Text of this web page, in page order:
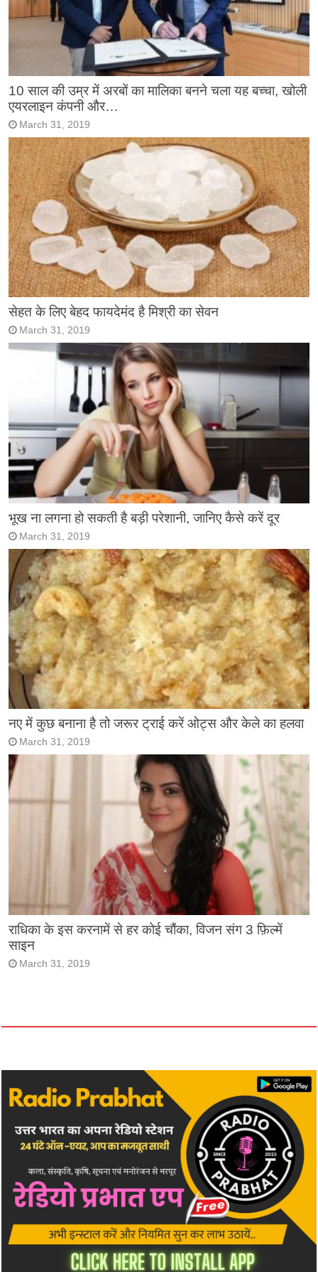
10 साल की उम्र में अरबों का मालिका बनने चला यह बच्चा, खोली
एयरलाइन कंपनी और…
March 31, 2019
सेहत के लिए बेहद फायदेमंद है मिश्री का सेवन
March 31, 2019
भूख ना लगना हो सकती है बड़ी परेशानी, जानिए कैसे करें दूर
March 31, 2019
नए में कुछ बनाना है तो जरूर ट्राई करें ओट्स और केले का हलवा
March 31, 2019
राधिका के इस करनामें से हर कोई चौंका, विजन संग 3 फ़िल्में
साइन
March 31, 2019